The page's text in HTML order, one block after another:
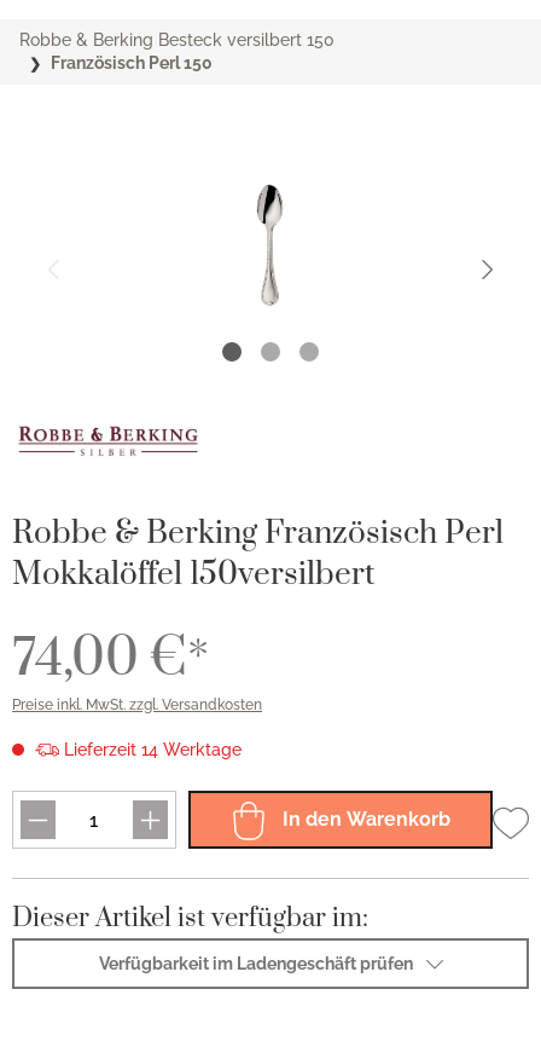
Robbe & Berking Besteck versilbert 150
Französisch Perl 150
Robbe & Berking Französisch Perl
Mokkalöffel 150versilbert
74,00 €*
Preise inkl. MwSt. zzgl. Versandkosten
Lieferzeit 14 Werktage
In den Warenkorb
Dieser Artikel ist verfügbar im:
Verfügbarkeit im Ladengeschäft prüfen